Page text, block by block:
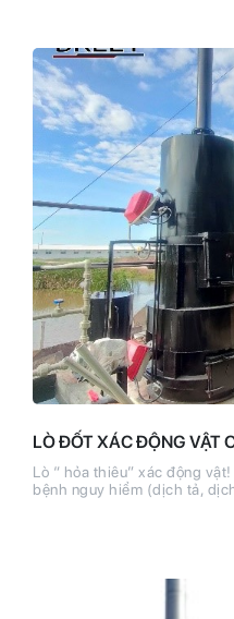
LÒ ĐỐT XÁC ĐỘNG VẬT
Lò “ hỏa thiêu” xác động
bệnh nguy hiểm (dịch tả,